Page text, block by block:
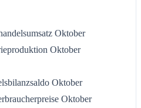
Oktober
Oktober
Oktober
Oktober